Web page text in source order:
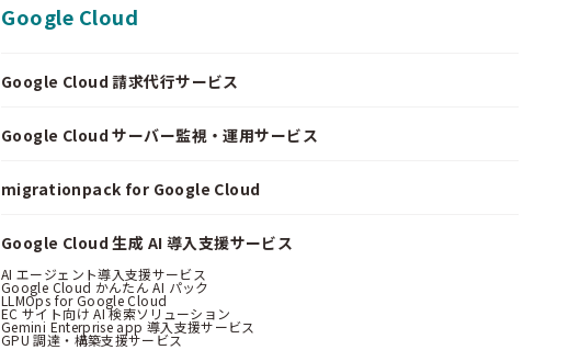
Google Cloud
Google Cloud 請求代行サービス
Google Cloud サーバー監視・運用サービス
migrationpack for Google Cloud
Google Cloud 生成 AI 導入支援サービス
AI エージェント導入支援サービス
Google Cloud かんたん AI パック
LLMOps for Google Cloud
EC サイト向け AI 検索ソリューション
Gemini Enterprise app 導入支援サービス
GPU 調達・構築支援サービス